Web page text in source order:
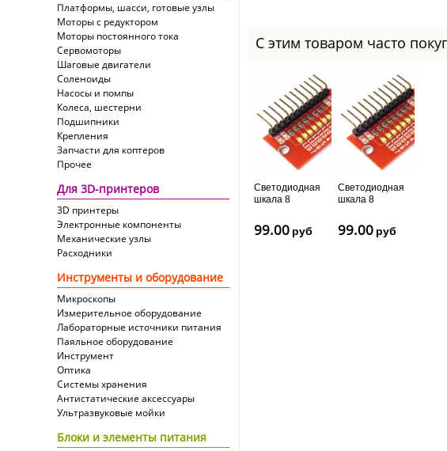
Платформы, шасси, готовые узлы
Моторы с редуктором
Моторы постоянного тока
Сервомоторы
Шаговые двигатели
Соленоиды
Насосы и помпы
Колеса, шестерни
Подшипники
Крепления
Запчасти для коптеров
Прочее
Для 3D-принтеров
3D принтеры
Электронные компоненты
Механические узлы
Расходники
Инструменты и оборудование
Микроскопы
Измерительное оборудование
Лабораторные источники питания
Паяльное оборудование
Инструмент
Оптика
Системы хранения
Антистатические аксессуары
Ультразвуковые мойки
Блоки и элементы питания
С этим товаром часто
Светодиодная
шкала 8
(blue)
99.00 руб
Светодиодная
шкала 8
(green)
99.00 руб